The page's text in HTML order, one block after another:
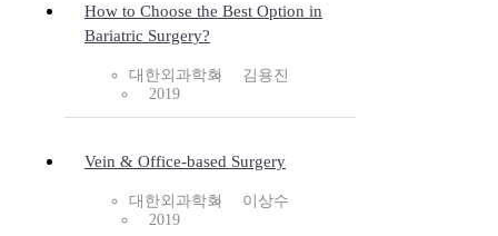
How to Choose the Best Option in
Bariatric Surgery?
대한외과학회
김용진
2019
Vein & Office-based Surgery
대한외과학회
이상수
2019